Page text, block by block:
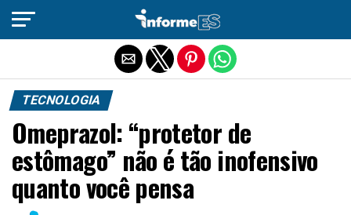
TECNOLOGIA
Omeprazol: “protetor de
estômago” não é tão inofensivo
quanto você pensa
Sair da versão mobile